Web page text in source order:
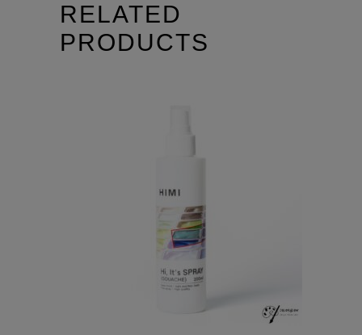
RELATED
PRODUCTS